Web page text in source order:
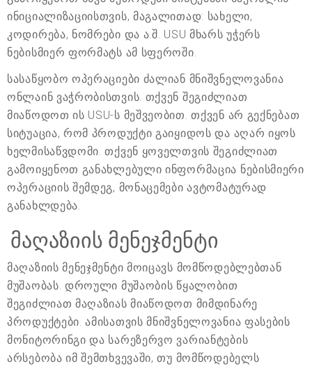
ინიციალიზაციისთვის, მაგალითად: სახელი,
კოდირება, ნომრები და ა.შ. USU მხარს უჭერს
ნებისმიერ ფორმატს ამ სფეროში.
სასაწყობო ოპერაციები ძალიან მნიშვნელოვანია
ონლაინ ვაჭრობისთვის. თქვენ შეგიძლიათ
მიაწოდოთ ის USU-ს მეშვეობით. თქვენ არ გექნებათ
სიტუაცია, რომ პროდუქტი გაიყიდოს და აღარ იყოს
ხელმისაწვდომი. თქვენ ყოველთვის შეგიძლიათ
გამოიყენოთ განახლებული ინფორმაცია ნებისმიერი
ოპერაციის შემდეგ, მონაცემები ავტომატურად
განახლდება.
მაღაზიის მენეჯმენტი
მაღაზიის მენეჯმენტი მოიცავს მომწოდებლებთან
მუშაობას. დროული მუშაობის წყალობით
შეგიძლიათ მაღაზიას მიაწოდოთ მიმდინარე
პროდუქტები. ამისათვის მნიშვნელოვანია ფასების
მონიტორინგი და სარეზერვო ვარიანტების
არსებობა იმ შემთხვევაში, თუ მომწოდებელს